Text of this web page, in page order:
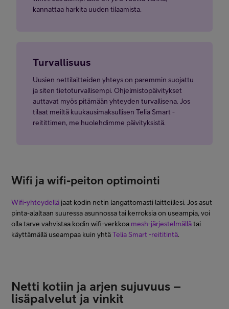
kannattaa harkita uuden tilaamista.
Turvallisuus
Uusien nettilaitteiden yhteys on paremmin suojattu
ja siten tietoturvallisempi. Ohjelmistopäivitykset
auttavat myös pitämään yhteyden turvallisena. Jos
tilaat meiltä kuukausimaksullisen Telia Smart -
reitittimen, me huolehdimme päivityksistä.
Wifi ja wifi-peiton optimointi
Wifi-yhteydellä jaat kodin netin langattomasti laitteillesi. Jos asut
pinta-alaltaan suuressa asunnossa tai kerroksia on useampia, voi
olla tarve vahvistaa kodin wifi-verkkoa mesh-järjestelmällätai
käyttämällä useampaa kuin yhtäTelia Smart -reititintä.
Netti kotiin ja arjen sujuvuus –
lisäpalvelut ja vinkit